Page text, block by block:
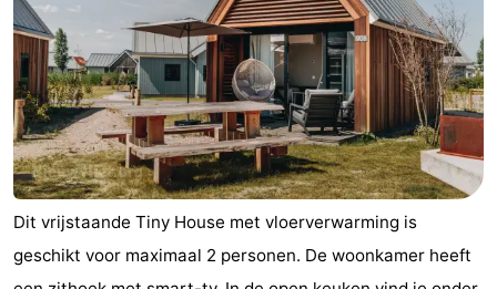
Uitkijkpunten
Attracties
-
Rondvaarten
-
Speeltuinen
-
Binnenspeeltuinen
-
Bowlen
-
Dit vrijstaande Tiny House met vloerverwarming is
geschikt voor maximaal 2 personen. De woonkamer heeft